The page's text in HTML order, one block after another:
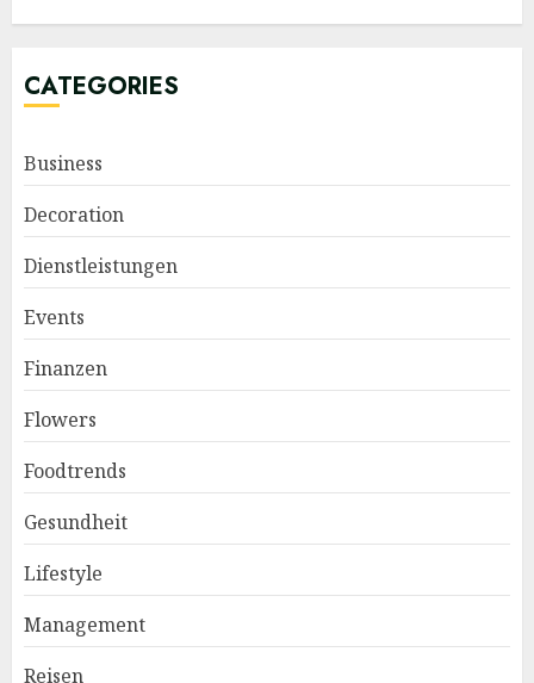
CATEGORIES
Business
Decoration
Dienstleistungen
Events
Finanzen
Flowers
Foodtrends
Gesundheit
Lifestyle
Management
Reisen